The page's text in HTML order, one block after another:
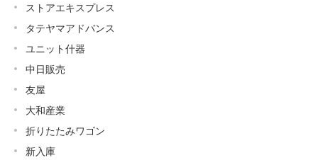
ストアエキスプレス
タテヤマアドバンス
ユニット什器
中日販売
友屋
大和産業
折りたたみワゴン
新入庫